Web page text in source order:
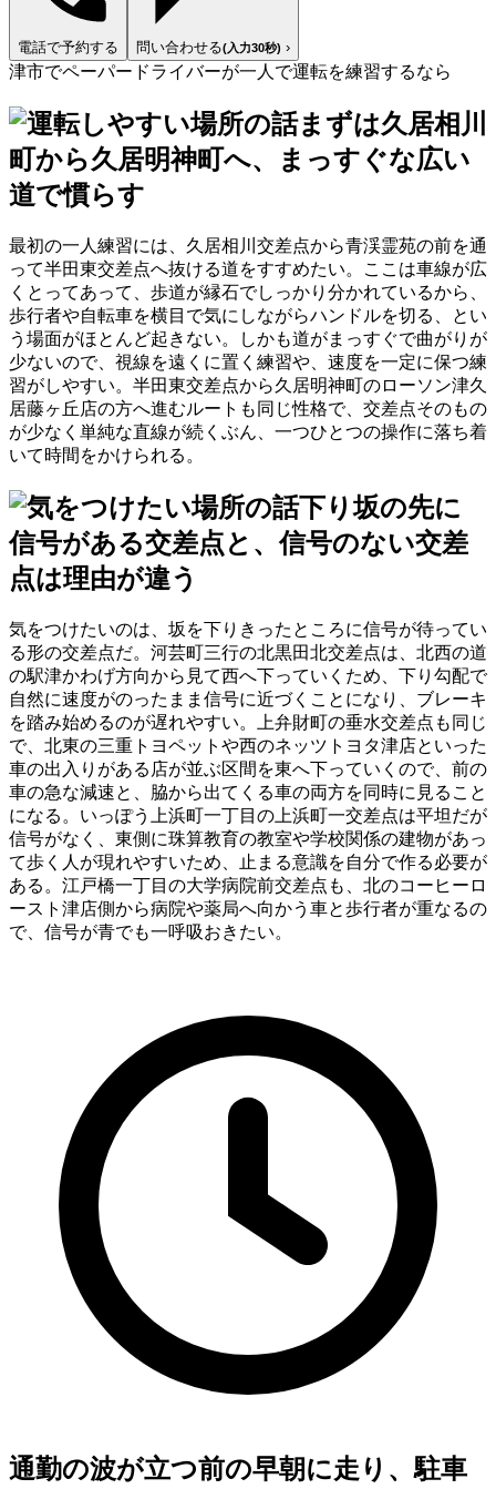
電話で予約する 問い合わせる(入力30秒) ›
津市でペーパードライバーが一人で運転を練習するなら
まずは久居相川
町から久居明神町へ、まっすぐな広い
道で慣らす
最初の一人練習には、久居相川交差点から青渓霊苑の前を通
って半田東交差点へ抜ける道をすすめたい。ここは車線が広
くとってあって、歩道が縁石でしっかり分かれているから、
歩行者や自転車を横目で気にしながらハンドルを切る、とい
う場面がほとんど起きない。しかも道がまっすぐで曲がりが
少ないので、視線を遠くに置く練習や、速度を一定に保つ練
習がしやすい。半田東交差点から久居明神町のローソン津久
居藤ヶ丘店の方へ進むルートも同じ性格で、交差点そのもの
が少なく単純な直線が続くぶん、一つひとつの操作に落ち着
いて時間をかけられる。
下り坂の先に
信号がある交差点と、信号のない交差
点は理由が違う
気をつけたいのは、坂を下りきったところに信号が待ってい
る形の交差点だ。河芸町三行の北黒田北交差点は、北西の道
の駅津かわげ方向から見て西へ下っていくため、下り勾配で
自然に速度がのったまま信号に近づくことになり、ブレーキ
を踏み始めるのが遅れやすい。上弁財町の垂水交差点も同じ
で、北東の三重トヨペットや西のネッツトヨタ津店といった
車の出入りがある店が並ぶ区間を東へ下っていくので、前の
車の急な減速と、脇から出てくる車の両方を同時に見ること
になる。いっぽう上浜町一丁目の上浜町一交差点は平坦だが
信号がなく、東側に珠算教育の教室や学校関係の建物があっ
て歩く人が現れやすいため、止まる意識を自分で作る必要が
ある。江戸橋一丁目の大学病院前交差点も、北のコーヒーロ
ースト津店側から病院や薬局へ向かう車と歩行者が重なるの
で、信号が青でも一呼吸おきたい。
通勤の波が立つ前の早朝に走り、駐車